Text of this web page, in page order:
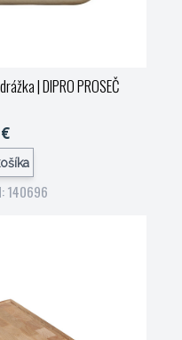
| DIPRO PROSEČ
140696